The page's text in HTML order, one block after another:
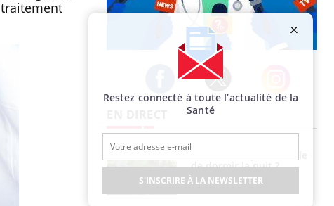
Facebook Twitter Instagram
le sud de la
de dormir la nuit ?
Restez connecté à toute l’actualité de la
Santé
S'INSCRIRE À LA NEWSLETTER